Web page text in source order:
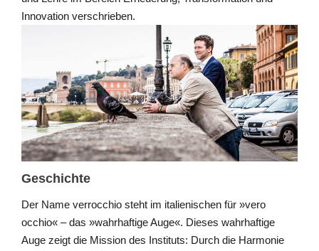
Innovation verschrieben.
Geschichte
Der Name verrocchio steht im italienischen für »vero
occhio« – das »wahrhaftige Auge«. Dieses wahrhaftige
Auge zeigt die Mission des Instituts: Durch die Harmonie